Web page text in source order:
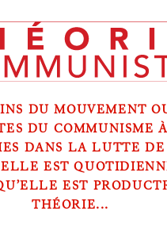
DU MOUVEMENT
DU COMMUNISME
DANS LA LUTTE DE
EST
EST
THÉORIE...